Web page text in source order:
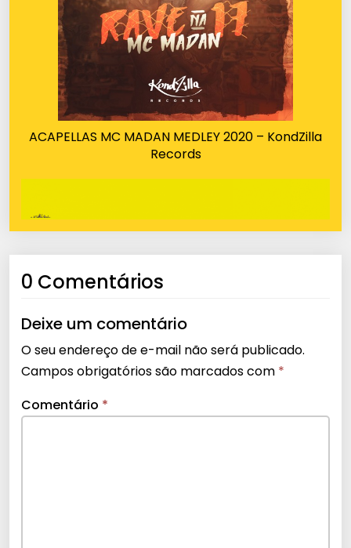
ACAPELLAS MC MADAN MEDLEY 2020 – KondZilla
Records
0 Comentários
Deixe um comentário
O seu endereço de e-mail não será publicado.
Campos obrigatórios são marcados com *
Comentário *